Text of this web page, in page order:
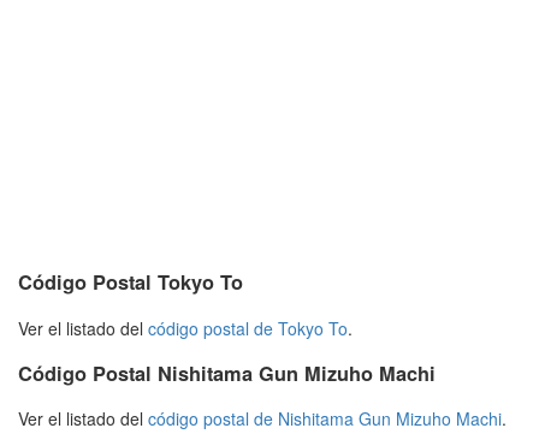
Código Postal Tokyo To
Ver el listado del código postal de Tokyo To.
Código Postal Nishitama Gun Mizuho Machi
Ver el listado del código postal de Nishitama Gun Mizuho Machi.